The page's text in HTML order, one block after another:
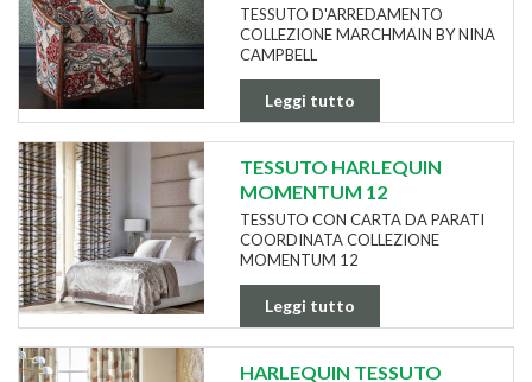
TESSUTO D'ARREDAMENTO
COLLEZIONE MARCHMAIN BY NINA
CAMPBELL
Leggi tutto
TESSUTO HARLEQUIN
MOMENTUM 12
TESSUTO CON CARTA DA PARATI
COORDINATA COLLEZIONE
MOMENTUM 12
Leggi tutto
HARLEQUIN TESSUTO